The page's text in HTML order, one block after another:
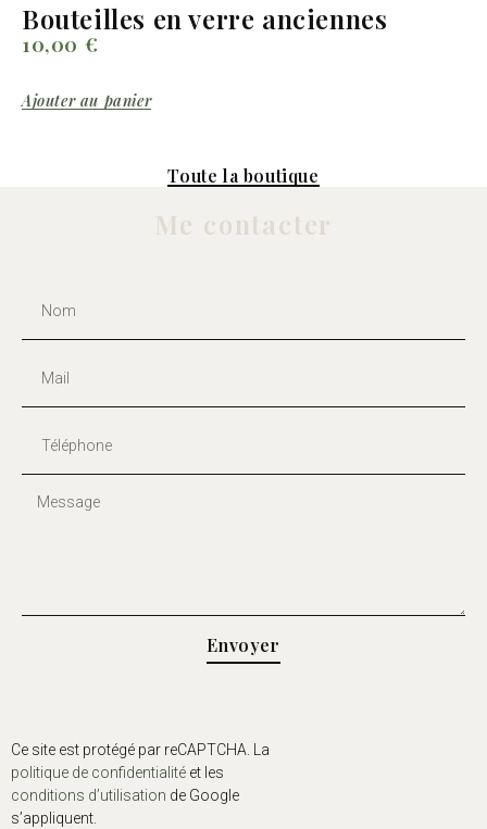
Bouteilles en verre anciennes
10,00 €
Ajouter au panier
Toute la boutique
Me contacter
Envoyer
Ce site est protégé par reCAPTCHA. La
politique de confidentialité et les
conditions d’utilisation de Google
s’appliquent.